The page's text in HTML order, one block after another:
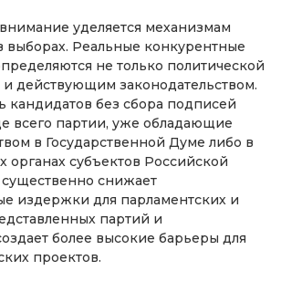
уделяется механизмам
выборах. Реальные конкурентные
не только политической
действующим законодательством.
кандидатов без сбора подписей
всего партии, уже обладающие
в Государственной Думе либо в
органах субъектов Российской
снижает
издержки для парламентских и
партий и
более высокие барьеры для
проектов.